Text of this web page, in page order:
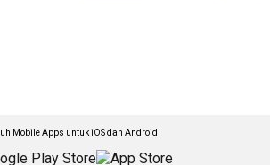
Mobile Apps untuk iOS dan Android